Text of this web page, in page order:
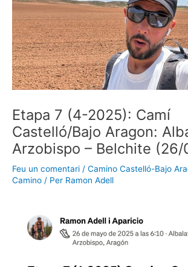
Etapa 7 (4-2025): Camí
Castelló/Bajo Aragon:
Arzobispo – Belchite (26/
Feu un comentari / Camino Castelló-Bajo
Camino / Per Ramon Adell